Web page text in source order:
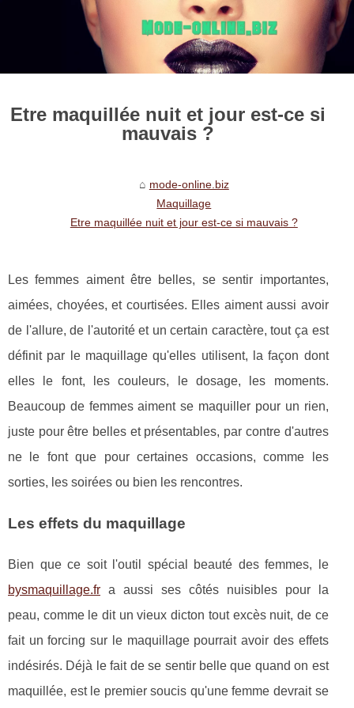
Etre maquillée nuit et jour est-ce si
mauvais ?
mode-online.biz
Maquillage
Etre maquillée nuit et jour est-ce si mauvais ?
Les femmes aiment être belles, se sentir importantes,
aimées, choyées, et courtisées. Elles aiment aussi avoir
de l'allure, de l'autorité et un certain caractère, tout ça est
définit par le maquillage qu'elles utilisent, la façon dont
elles le font, les couleurs, le dosage, les moments.
Beaucoup de femmes aiment se maquiller pour un rien,
juste pour être belles et présentables, par contre d'autres
ne le font que pour certaines occasions, comme les
sorties, les soirées ou bien les rencontres.
Les effets du maquillage
Bien que ce soit l'outil spécial beauté des femmes, le
bysmaquillage.fr a aussi ses côtés nuisibles pour la
peau, comme le dit un vieux dicton tout excès nuit, de ce
fait un forcing sur le maquillage pourrait avoir des effets
indésirés. Déjà le fait de se sentir belle que quand on est
maquillée, est le premier soucis qu'une femme devrait se